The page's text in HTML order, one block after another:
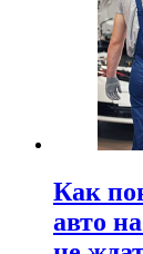
Как
авто